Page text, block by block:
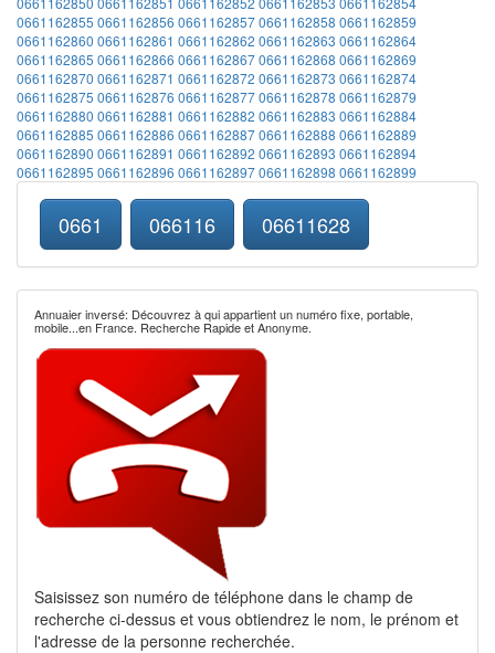
0661162855 0661162856 06611628570661162858 0661162859
0661162860 0661162861 0661162862 0661162863 0661162864
0661162865 0661162866 06611628670661162868 0661162869
0661162870 0661162871 0661162872 0661162873 0661162874
0661162875 0661162876 06611628770661162878 0661162879
0661162880 0661162881 0661162882 0661162883 0661162884
0661162885 0661162886 06611628870661162888 0661162889
0661162890 0661162891 0661162892 0661162893 0661162894
0661162895 0661162896 06611628970661162898 0661162899
0661 066116 06611628
Annuaier inversé: Découvrez à qui appartient un numéro fixe, portable,
mobile...en France. Recherche Rapide et Anonyme.
Saisissez son numéro de téléphone dans le champ de
recherche ci-dessus et vous obtiendrez le nom, le prénom et
l'adresse de la personne recherchée.